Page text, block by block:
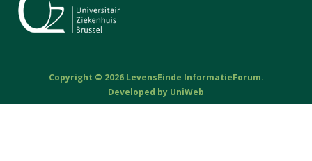
Copyright © 2026 LevensEinde InformatieForum.
Developed by UniWeb